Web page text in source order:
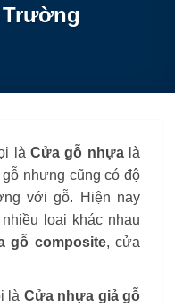
là Cửa gỗ nhựalà
nhưng cũng có độ
với gỗ. Hiện nay
loại khác nhau
gỗ composite, cửa
là Cửa nhựa giả gỗ